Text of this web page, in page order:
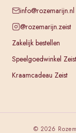
info@rozemarijn.nl
@rozemarijn.zeist
Zakelijk bestellen
Speelgoedwinkel Zeist
Kraamcadeau Zeist
© 2026